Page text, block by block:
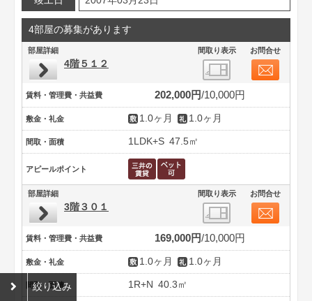
4部屋の募集があります
部屋詳細 間取り表示 お問合せ
4階５１２
賃料・管理費・共益費 202,000円 10,000円
敷金・礼金 1.0ヶ月 1.0ヶ月
間取・面積 1LDK+S 47.5㎡
アピールポイント
部屋詳細 間取り表示 お問合せ
3階３０１
賃料・管理費・共益費 169,000円 10,000円
敷金・礼金 1.0ヶ月 1.0ヶ月
間取・面積 1R+N 40.3㎡
絞り込み